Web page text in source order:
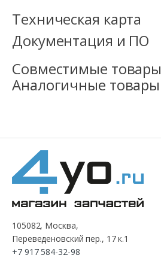
Техническая карта
Документация и ПО
Совместимые товары
Аналогичные товары
105082, Москва,
Переведеновский пер., 17 к.1
+7 917 584-32-98